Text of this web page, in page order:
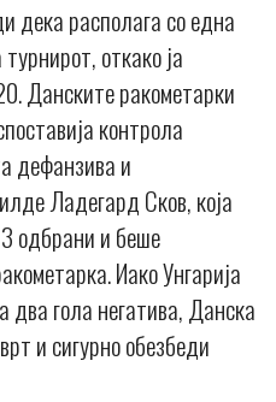
дека располага со една
откако ја
Данските ракометарки
контрола
дефанзива и
Ладегард Сков, која
одбрани и беше
Иако Унгарија
два гола негатива, Данска
и сигурно обезбеди